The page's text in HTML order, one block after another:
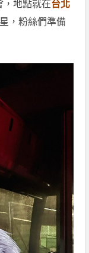
，地點就在台北
，粉絲們準備